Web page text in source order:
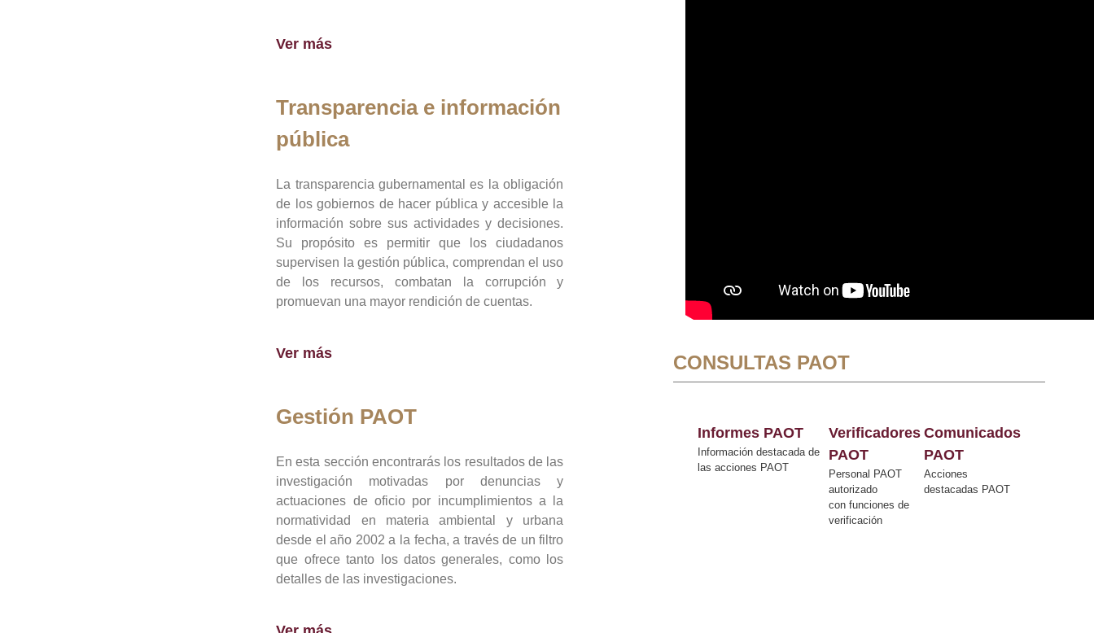
Ver más
Transparencia e información
pública
La transparencia gubernamental es la obligación
de los gobiernos de hacer pública y accesible la
información sobre sus actividades y decisiones.
Su propósito es permitir que los ciudadanos
supervisen la gestión pública, comprendan el uso
de los recursos, combatan la corrupción y
promuevan una mayor rendición de cuentas.
Ver más
Gestión PAOT
En esta sección encontrarás los resultados de las
investigación motivadas por denuncias y
actuaciones de oficio por incumplimientos a la
normatividad en materia ambiental y urbana
desde el año 2002 a la fecha, a través de un filtro
que ofrece tanto los datos generales, como los
detalles de las investigaciones.
CONSULTAS PAOT
Informes PAOT
Información destacada de
las acciones PAOT
Verificadores
PAOT
Personal PAOT
autorizado
con funciones de
verificación
Comunicados
PAOT
Acciones
destacadas PAOT